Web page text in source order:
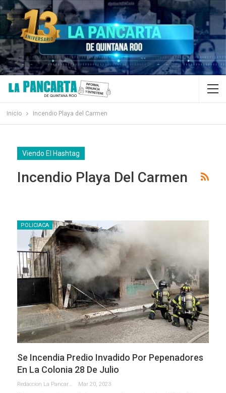
Inicio Incendio Playa del Carmen
Viendo El Hashtag
Incendio Playa Del Carmen
POLICIACA
Se Incendia Predio Invadido Por Pepenadores
En La Colonia 28 De Julio
Redaccion La Pancarta De Quintana Roo Mar 20, 2023